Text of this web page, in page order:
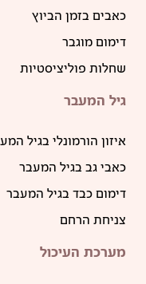
כאבים בזמן הביוץ
דימום מוגבר
שחלות פוליציסטיות
גיל המעבר
איזון הורמונלי בגיל
כאבי גב בגיל המעבר
דימום כבד בגיל המעבר
צניחת הרחם
מערכת העיכול